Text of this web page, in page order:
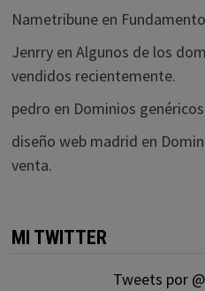
Nametribuneen
Jenrryen Algunos de los
vendidos recientemente.
pedro en Dominios
diseño web madrid en
venta.
MI TWITTER
Tweets por